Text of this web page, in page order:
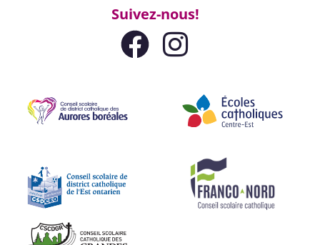
Suivez-nous!